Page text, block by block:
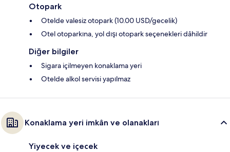
Otopark
Otelde valesiz otopark (10.00 USD/gecelik)
Otel otoparkına, yol dışı otopark seçenekleri dâhildir
Diğer bilgiler
Sigara içilmeyen konaklama yeri
Otelde alkol servisi yapılmaz
Konaklama yeri imkân ve olanakları
Yiyecek ve içecek